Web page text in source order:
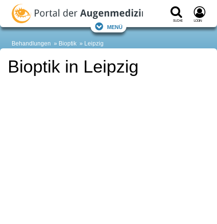
Suche Login
Menü
Behandlungen Bioptik Leipzig
Bioptik in Leipzig